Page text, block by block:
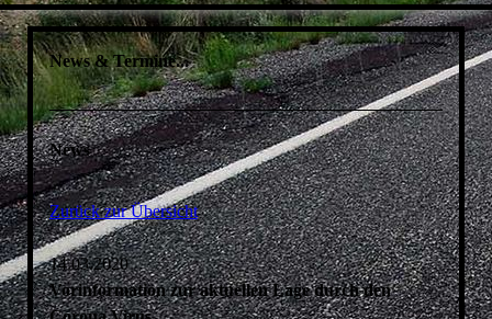
News & Termine...
News
Zurück zur Übersicht
14.03.2020
Vorinformation zur aktuellen Lage durch den